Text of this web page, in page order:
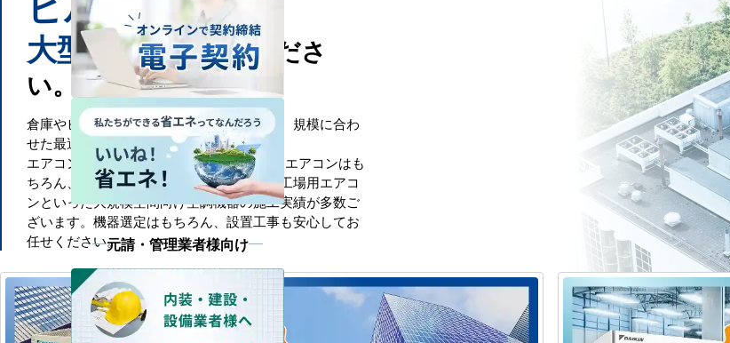
などの
大型施設もお任せくださ
い。
倉庫やビル・工場といった大規模空間には、規模に合わ
せた最適な空調設備が必要です。
エアコンセンターACでは、一般的な業務用エアコンはも
ちろん、ビル用マルチエアコンや設備用・工場用エアコ
ンといった大規模空間向け空調機器の施工実績が多数ご
ざいます。機器選定はもちろん、設置工事も安心してお
任せください。元請・管理業者様向け